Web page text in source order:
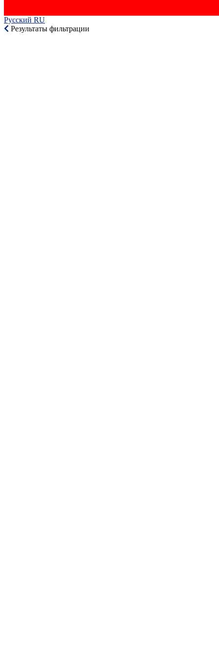
Русский RU‎
Результаты фильтрации